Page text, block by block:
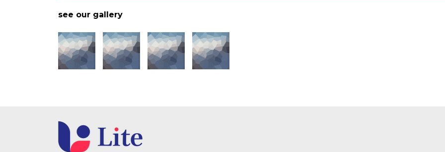
see our gallery